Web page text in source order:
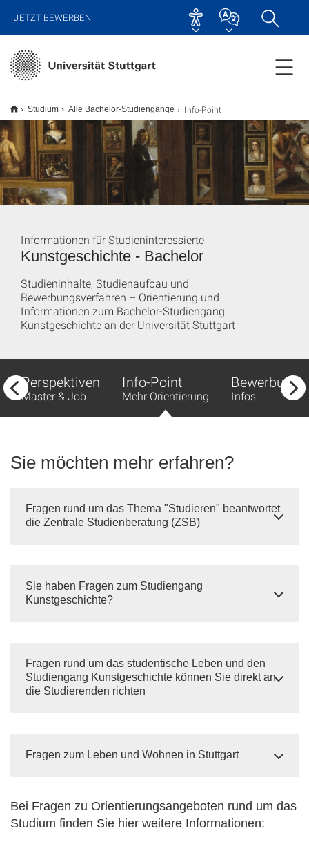
JETZT BEWERBEN
Studium Alle Bachelor-Studiengänge Info-Point
Kunstgeschichte - Bachelor
Informationen für Studieninteressierte
Studieninhalte, Studienaufbau und
Bewerbungsverfahren – Orientierung und
Informationen zum Bachelor-Studiengang
Kunstgeschichte an der Universität Stuttgart
Perspektiven
Master & Job
Info-Point
Mehr Orientierung
Bewerbung
Infos
Sie möchten mehr erfahren?
Fragen rund um das Thema "Studieren" beantwortet
die Zentrale Studienberatung (ZSB)
Sie haben Fragen zum Studiengang
Kunstgeschichte?
Fragen rund um das studentische Leben und den
Studiengang Kunstgeschichte können Sie direkt an
die Studierenden richten
Fragen zum Leben und Wohnen in Stuttgart
Bei Fragen zu Orientierungsangeboten rund um das
Studium finden Sie hier weitere Informationen: